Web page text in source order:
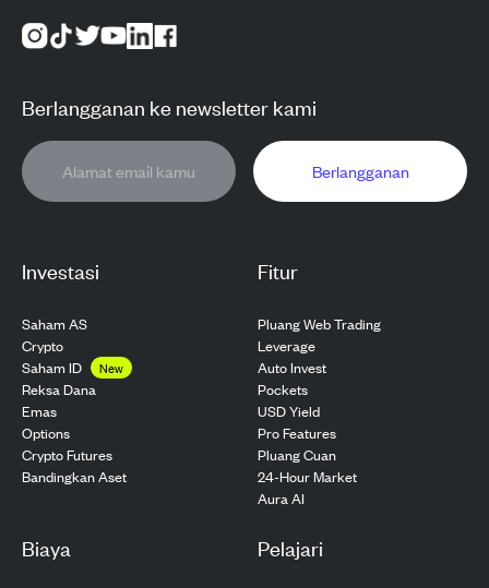
Investasi
Saham AS
Crypto
Saham ID
New
Reksa Dana
Emas
Options
Crypto Futures
Bandingkan Aset
Fitur
Pluang Web Trading
Leverage
Auto Invest
Pockets
USD Yield
Pro Features
Pluang Cuan
24-Hour Market
Aura AI
Biaya Pelajari
Berlangganan ke newsletter kami
Berlangganan